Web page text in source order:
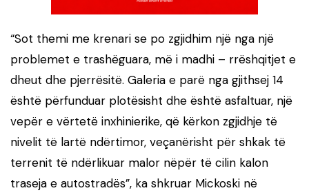
“Sot themi me krenari se po zgjidhim një nga një
problemet e trashëguara, më i madhi – rrëshqitjet e
dheut dhe pjerrësitë. Galeria e parë nga gjithsej 14
është përfunduar plotësisht dhe është asfaltuar, një
vepër e vërtetë inxhinierike, që kërkon zgjidhje të
nivelit të lartë ndërtimor, veçanërisht për shkak të
terrenit të ndërlikuar malor nëpër të cilin kalon
traseja e autostradës”, ka shkruar Mickoski në